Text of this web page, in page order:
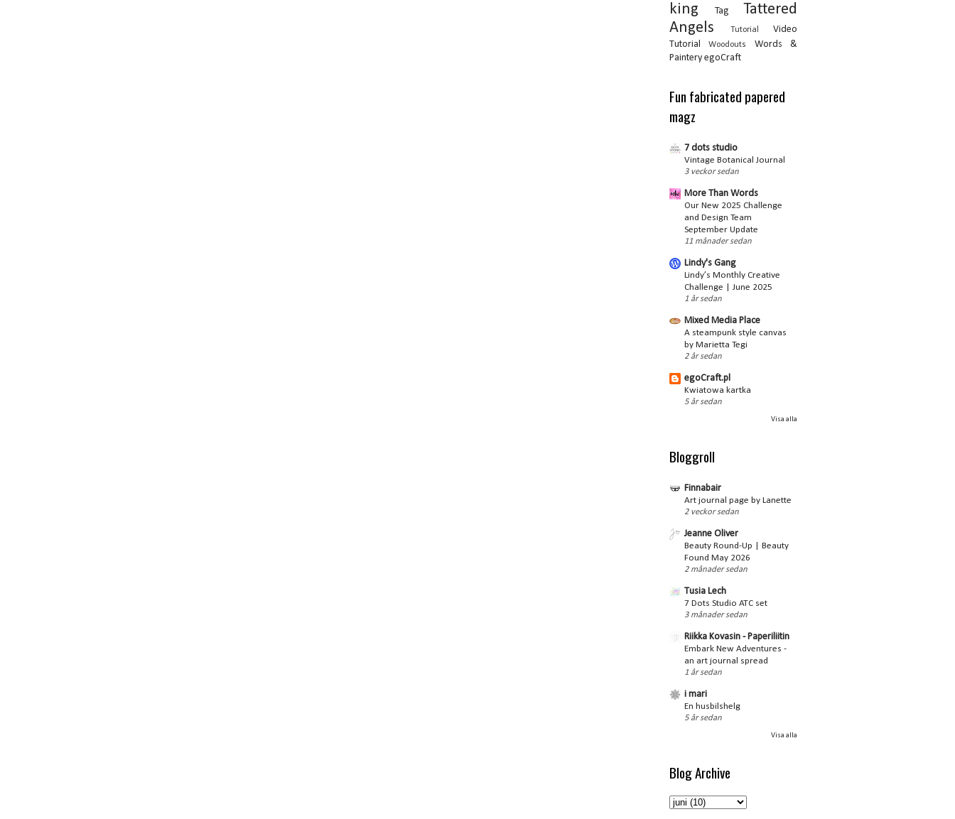
king
Tag
Tattered
Angels
Tutorial
Video
Tutorial
Woodouts
Words &
Paintery egoCraft
Fun fabricated papered
magz
7 dots studio
Vintage Botanical Journal
3 veckor sedan
More Than Words
Our New 2025 Challenge
and Design Team
September Update
11 månader sedan
Lindy's Gang
Lindy’s Monthly Creative
Challenge | June 2025
1 år sedan
Mixed Media Place
A steampunk style canvas
by Marietta Tegi
2 år sedan
egoCraft.pl
Kwiatowa kartka
5 år sedan
Visa alla
Bloggroll
Finnabair
Art journal page by Lanette
2 veckor sedan
Jeanne Oliver
Beauty Round-Up | Beauty
Found May 2026
2 månader sedan
Tusia Lech
7 Dots Studio ATC set
3 månader sedan
Riikka Kovasin - Paperiliitin
Embark New Adventures -
an art journal spread
1 år sedan
i mari
En husbilshelg
5 år sedan
Visa alla
Blog Archive